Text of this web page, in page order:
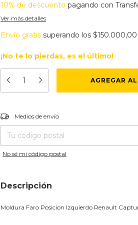
10% de descuento pagando con
Ver más detalles
Envío gratis superando los $150.000,00
¡No te lo pierdas, es el último!
Entregas para el CP:
Medios de envío
No sé mi código postal
Descripción
Moldura Faro Posicion Izquierdo Renault